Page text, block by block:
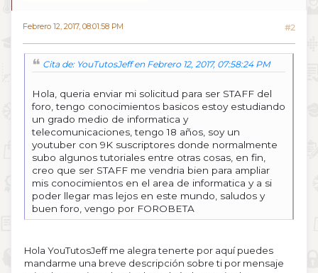
Febrero 12, 2017, 08:01:58 PM #2
Cita de: YouTutosJeff en Febrero 12, 2017, 07:58:24 PM
Hola, queria enviar mi solicitud para ser STAFF del
foro, tengo conocimientos basicos estoy estudiando
un grado medio de informatica y
telecomunicaciones, tengo 18 años, soy un
youtuber con 9K suscriptores donde normalmente
subo algunos tutoriales entre otras cosas, en fin,
creo que ser STAFF me vendria bien para ampliar
mis conocimientos en el area de informatica y a si
poder llegar mas lejos en este mundo, saludos y
buen foro, vengo por FOROBETA
Hola YouTutosJeff me alegra tenerte por aquí puedes
mandarme una breve descripción sobre ti por mensaje